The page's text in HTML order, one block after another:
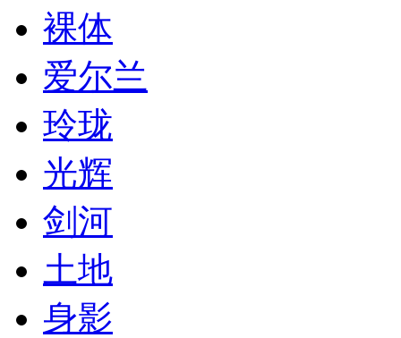
裸体
爱尔兰
玲珑
光辉
剑河
土地
身影